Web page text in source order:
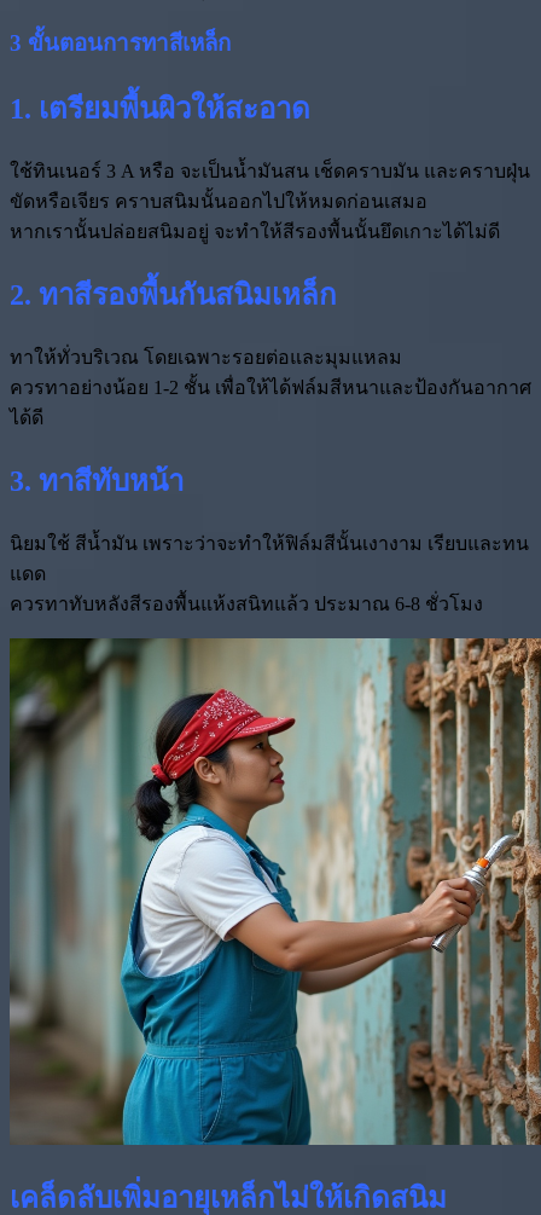
3 ขั้นตอนการทาสีเหล็ก
1. เตรียมพื้นผิวให้สะอาด
ใช้ทินเนอร์ 3 A หรือ จะเป็นน้ำมันสน เช็ดคราบมัน และคราบฝุ่น
ขัดหรือเจียร คราบสนิมนั้นออกไปให้หมดก่อนเสมอ
หากเรานั้นปล่อยสนิมอยู่ จะทำให้สีรองพื้นนั้นยึดเกาะได้ไม่ดี
2. ทาสีรองพื้นกันสนิมเหล็ก
ทาให้ทั่วบริเวณ โดยเฉพาะรอยต่อและมุมแหลม
ควรทาอย่างน้อย 1-2 ชั้น เพื่อให้ได้ฟล์มสีหนาและป้องกันอากาศ
ได้ดี
3. ทาสีทับหน้า
นิยมใช้ สีน้ำมัน เพราะว่าจะทำให้ฟิล์มสีนั้นเงางาม เรียบและทน
แดด
ควรทาทับหลังสีรองพื้นแห้งสนิทแล้ว ประมาณ 6-8 ชั่วโมง
เคล็ดลับเพิ่มอายุเหล็กไม่ให้เกิดสนิม